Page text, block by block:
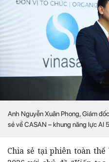
Anh Nguyễn Xuân Phong, Giám
sẻ về CASAN – khung năng lực AI
Chia sẻ tại phiên toàn